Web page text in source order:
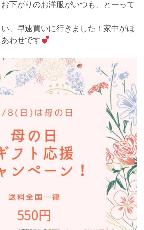
下がりのお洋服がいつも、とーって
、早速買いに行きました！家中がほ
わせです